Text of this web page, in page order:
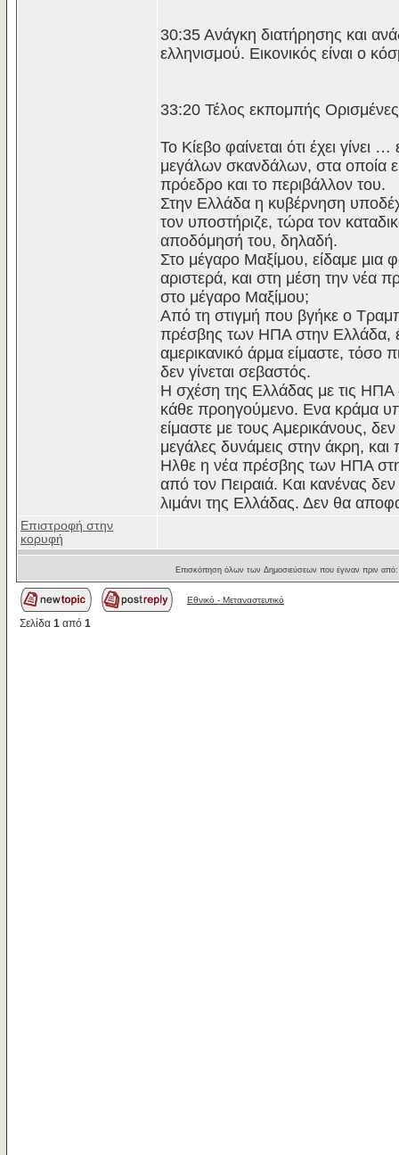
30:35 Ανάγκη διατήρησης και
ελληνισμού. Εικονικός είναι ο
33:20 Τέλος εκπομπής Ορισμένες
Το Κίεβο φαίνεται ότι έχει γίνει
μεγάλων σκανδάλων, στα οποία
πρόεδρο και το περιβάλλον του.
Στην Ελλάδα η κυβέρνηση
τον υποστήριζε, τώρα τον
αποδόμησή του, δηλαδή.
Στο μέγαρο Μαξίμου, είδαμε μια
αριστερά, και στη μέση την νέα
στο μέγαρο Μαξίμου;
Από τη στιγμή που βγήκε ο Τραμπ
πρέσβης των ΗΠΑ στην Ελλάδα,
αμερικανικό άρμα είμαστε,
δεν γίνεται σεβαστός.
Η σχέση της Ελλάδας με τις ΗΠΑ
κάθε προηγούμενο. Ενα κράμα
είμαστε με τους Αμερικάνους,
μεγάλες δυνάμεις στην άκρη,
Ηλθε η νέα πρέσβης των ΗΠΑ
από τον Πειραιά. Και κανένας δεν
λιμάνι της Ελλάδας. Δεν θα
Επιστροφή στην
κορυφή
Επισκόπηση όλων των Δημοσιεύσεων που έγιναν πριν
Εθνικό - Μεταναστευτικό
Σελίδα 1 από 1